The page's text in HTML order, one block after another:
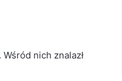
nich znalazł